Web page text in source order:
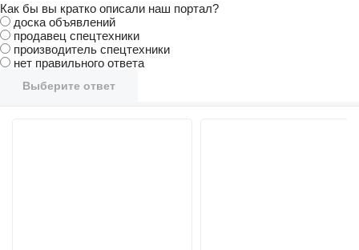
Как бы вы кратко описали наш портал?
доска объявлений
продавец спецтехники
производитель спецтехники
нет правильного ответа
Выберите ответ